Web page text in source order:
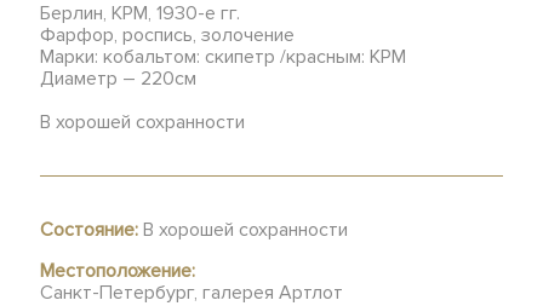
Берлин, KPM, 1930-е гг.
Фарфор, роспись, золочение
Марки: кобальтом: скипетр /красным: KPM
Диаметр – 220см
В хорошей сохранности
Состояние: В хорошей сохранности
Местоположение:
Санкт-Петербург, галерея Артлот